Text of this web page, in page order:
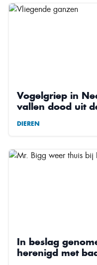
Vogelgriep in
vallen dood uit
DIEREN
In beslag
herenigd met